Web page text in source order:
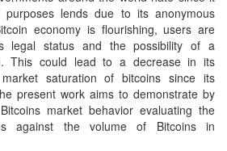
lends due to its anonymous
economy is flourishing, users are
legal status and the possibility of a
This could lead to a decrease in its
saturation of bitcoins since its
present work aims to demonstrate by
market behavior evaluating the
against the volume of Bitcoins in